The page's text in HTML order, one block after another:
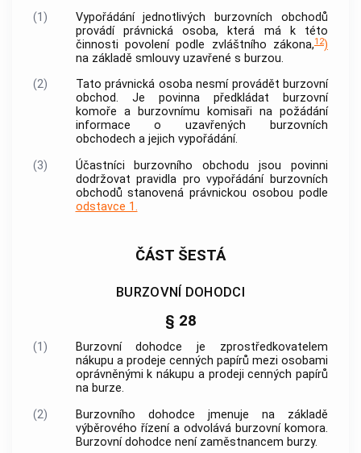
(1) Vypořádání jednotlivých
burzovních obchodů
provádí právnická osoba, která má k této
činnosti povolení podle zvláštního zákona,12)
na základě smlouvy uzavřené s burzou.
(2)
Tato právnická osoba nesmí provádět burzovní
obchod. Je povinna předkládat
burzovní
komoře a burzovnímu komisaři na požádání
informace o uzavřených
burzovních
obchodech a jejich vypořádání.
(3)
Účastníci burzovního obchodu jsou povinni
dodržovat pravidla pro vypořádání burzovních
obchodů stanovená právnickou osobou podle
odstavce 1.
ČÁST ŠESTÁ
BURZOVNÍ DOHODCI
§ 28
(1) Burzovní dohodce je zprostředkovatelem
nákupu a prodeje cenných papírů mezi osobami
oprávněnými k nákupu a prodejicenných papírů
na burze.
(2)
Burzovního dohodce jmenuje na základě
výběrového řízení a odvolává burzovní komora.
Burzovní dohodce není zaměstnancem burzy.